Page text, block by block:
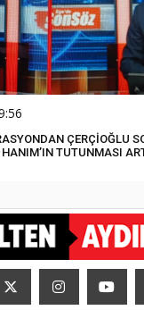
ÇERÇİOĞLU
TUTUNMASI